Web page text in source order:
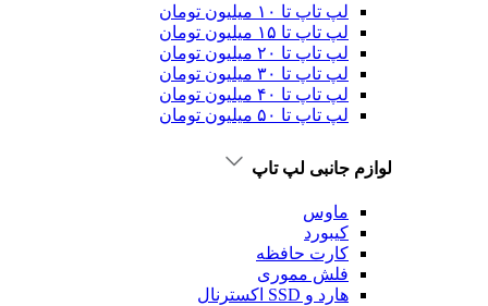
لپ تاپ تا ۱۰ میلیون تومان
لپ تاپ تا ۱۵ میلیون تومان
لپ تاپ تا ۲۰ میلیون تومان
لپ تاپ تا ۳۰ میلیون تومان
لپ تاپ تا ۴۰ میلیون تومان
لپ تاپ تا ۵۰ میلیون تومان
لوازم جانبی لپ تاپ
ماوس
کیبورد
کارت حافظه
فلش مموری
هارد و SSD اکسترنال